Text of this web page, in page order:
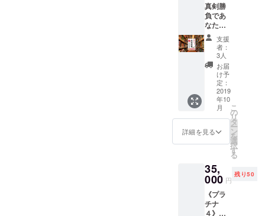
真剣勝
負であ
なたに
高速読
書によ
る高速
成長を
レク
チャー
しま
す。加
えて、
ＬＩＮ
Ｅで３
日間限
で人生
を激変
させる
サポー
トを。
支援
者：
3人
お届
け予
定：
2019
年10
月
詳細を見る
こ
の
リ
タ
ー
ン
を
選
択
す
る
35,
000 円
残り50
《プラ
チナ
４》～